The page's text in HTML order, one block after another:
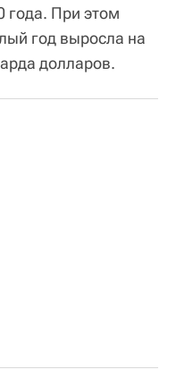
года. При этом
год выросла на
долларов.